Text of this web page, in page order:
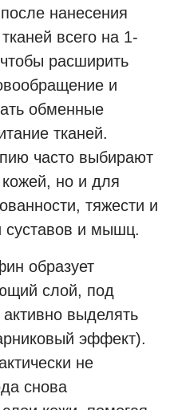
нанесения
всего на 1-
расширить
и
обменные
тканей.
часто выбирают
но и для
тяжести и
суставов и мышц.
образует
слой, под
выделять
эффект).
не
снова